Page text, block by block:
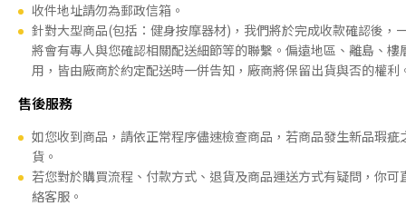
收件地址請勿為郵政信箱。
針對大型商品(包括：健身按摩器材)，我們將於完成收款確認後，
將會有專人與您確認相關配送細節等的聯繫。偏遠地區、離島、樓
用，皆由廠商於約定配送時一併告知，廠商將保留出貨與否的權利
售後服務
如您收到商品，請依正常程序儘速檢查商品，若商品發生新品瑕疵
貨。
若您對於購買流程、付款方式、退貨及商品運送方式有疑問，你
絡客服。